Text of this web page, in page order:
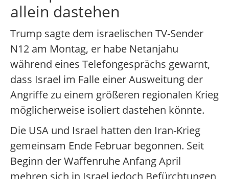
allein dastehen
Trump sagte dem israelischen TV-Sender
N12 am Montag, er habe Netanjahu
während eines Telefongesprächs gewarnt,
dass Israel im Falle einer Ausweitung der
Angriffe zu einem größeren regionalen Krieg
möglicherweise isoliert dastehen könnte.
Die USA und Israel hatten den Iran-Krieg
gemeinsam Ende Februar begonnen. Seit
Beginn der Waffenruhe Anfang April